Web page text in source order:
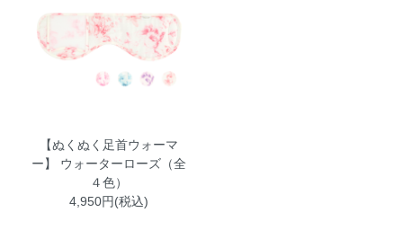
【ぬくぬく足首ウォーマ
ー】 ウォーターローズ（全
４色）
4,950円(税込)